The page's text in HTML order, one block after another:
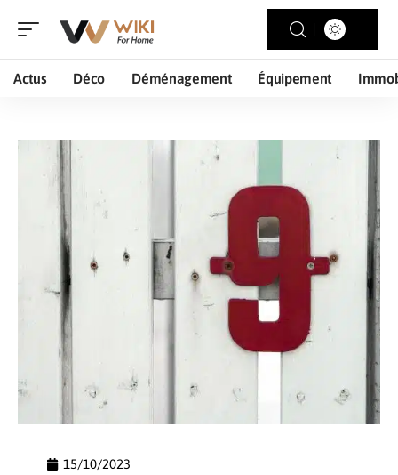
Actus Déco Déménagement Équipement
15/10/2023